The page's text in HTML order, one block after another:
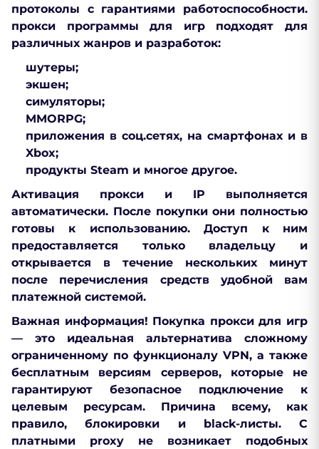
протоколы с гарантиями работоспособности.
прокси программы для игр подходят для
различных жанров и разработок:
шутеры;
экшен;
симуляторы;
MMORPG;
приложения в соц.сетях, на смартфонах и в
Xbox;
продукты Steam и многое другое.
Активация прокси и IP выполняется
автоматически. После покупки они полностью
готовы к использованию. Доступ к ним
предоставляется только владельцу и
открывается в течение нескольких минут
после перечисления средств удобной вам
платежной системой.
Важная информация! Покупка прокси для игр
— это идеальная альтернатива сложному
ограниченному по функционалу VPN, а также
бесплатным версиям серверов, которые не
гарантируют безопасное подключение к
целевым ресурсам. Причина всему, как
правило, блокировки и black-листы. С
платными рroxy не возникает подобных